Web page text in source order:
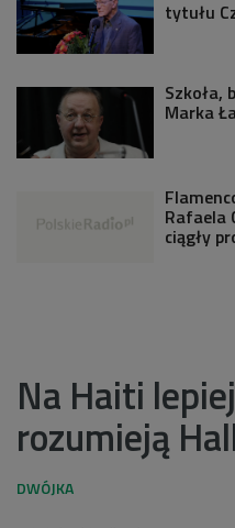
tytułu
Szkoła,
Marka
Rafaela
ciągły
Na Haiti
rozumieją